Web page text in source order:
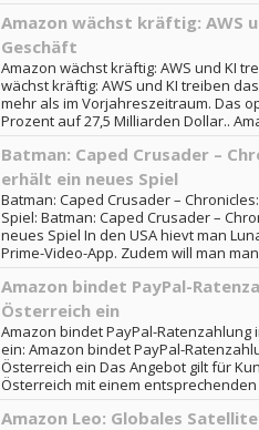
Amazon wächst kräftig: AWS
Geschäft
Amazon wächst kräftig: AWS und KI
wächst kräftig: AWS und KI treiben
mehr als im Vorjahreszeitraum. Das
Prozent auf 27,5 Milliarden Dollar..
Batman: Caped Crusader –
erhält ein neues Spiel
Batman: Caped Crusader –
Spiel: Batman: Caped Crusader –
neues Spiel In den USA hievt man
Prime-Video-App. Zudem will man
Amazon bindet PayPal-
Österreich ein
Amazon bindet PayPal-
ein: Amazon bindet PayPal-
Österreich ein Das Angebot gilt für
Österreich mit einem
Amazon Leo: Globales